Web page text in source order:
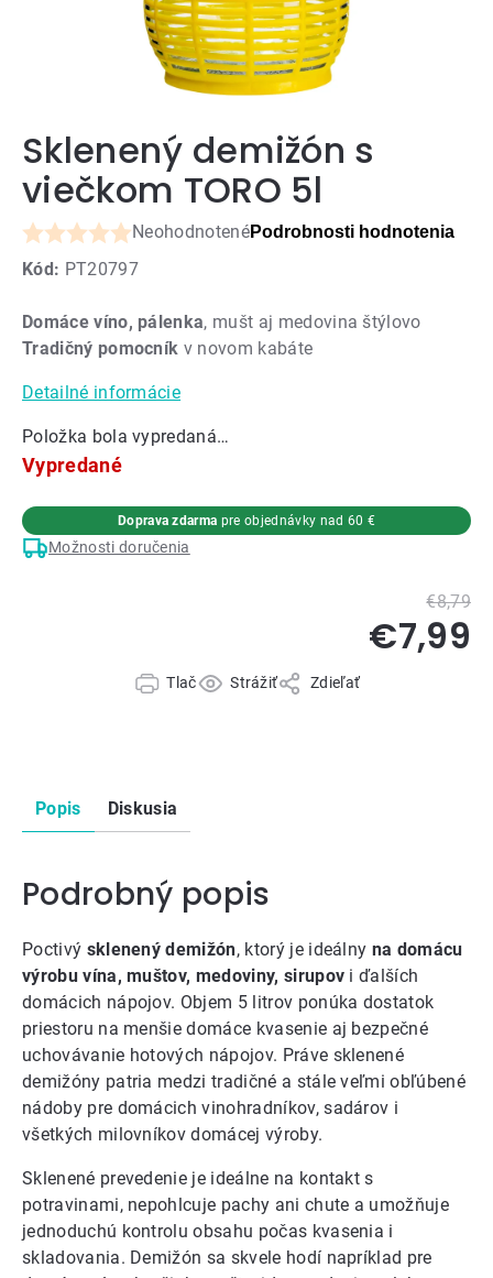
Sklenený demižón s
viečkom TORO 5l
Kód: PT20797
Priemerné
hodnotenie
je
0,0
5
hviezdičiek.
NeohodnotenéPodrobnosti hodnotenia
Položka bola vypredaná…
Domáce víno, pálenka, mušt aj medovina štýlovo
Tradičný pomocník v novom kabáte
Detailné informácie
Tlač Strážiť Zdieľať
Vypredané
Možnosti doručenia
Doprava zdarma pre objednávky nad 60 €
€8,79
€7,99
Popis Diskusia
Podrobný popis
Poctivý sklenený demižón, ktorý je ideálny na domácu
výrobu vína, muštov, medoviny, sirupov i ďalších
domácich nápojov. Objem 5 litrov ponúka dostatok
priestoru na menšie domáce kvasenie aj bezpečné
uchovávanie hotových nápojov. Práve sklenené
demižóny patria medzi tradičné a stále veľmi obľúbené
nádoby pre domácich vinohradníkov, sadárov i
všetkých milovníkov domácej výroby.
Sklenené prevedenie je ideálne na kontakt s
potravinami, nepohlcuje pachy ani chute a umožňuje
jednoduchú kontrolu obsahu počas kvasenia i
skladovania. Demižón sa skvele hodí napríklad pre